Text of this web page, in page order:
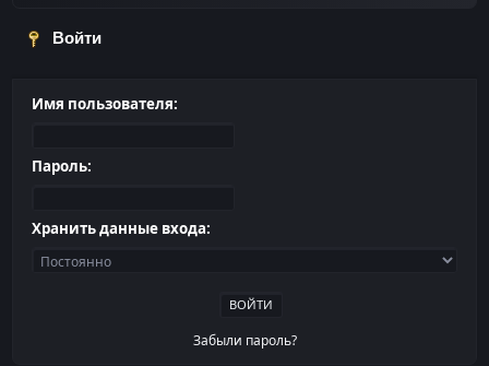
Войти
Имя пользователя:
Пароль:
Хранить данные входа:
Забыли пароль?